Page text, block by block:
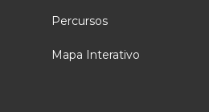
Percursos
Mapa Interativo